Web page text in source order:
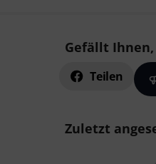
Gefällt Ihnen,
Teilen
Zuletzt